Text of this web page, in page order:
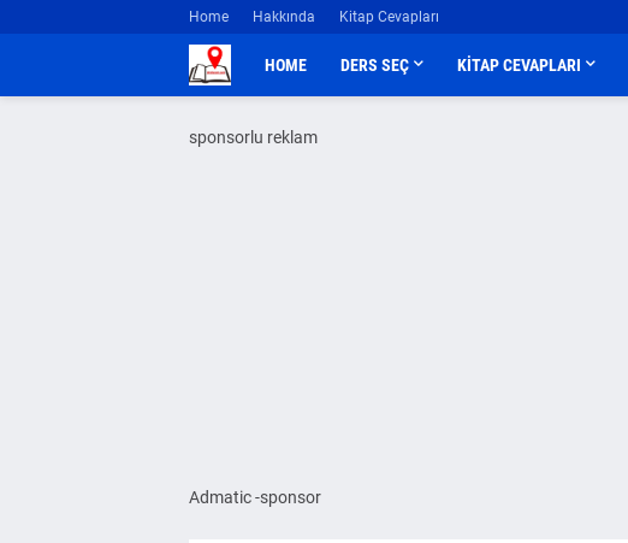
Home Hakkında Kitap Cevapları
HOME DERS SEÇ KİTAP CEVAPLARI
sponsorlu reklam
Admatic -sponsor